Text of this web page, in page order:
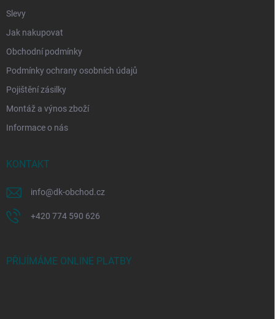
Slevy
Jak nakupovat
Obchodní podmínky
Podmínky ochrany osobních údajů
Pojištění zásilky
Montáž a výnos zboží
Informace o nás
KONTAKT
info@dk-obchod.cz
+420 774 590 626
PŘIJÍMÁME ONLINE PLATBY